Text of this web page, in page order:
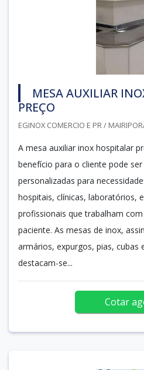
MESA AUXILIAR
PREÇO
EGINOX COMERCIO E PR /
A mesa auxiliar inox hospitalar
benefício para o cliente pode
personalizadas para
hospitais, clínicas, laboratórios,
profissionais que trabalham
paciente. As mesas de inox,
armários, expurgos, pias, cubas
destacam-se...
Cotar